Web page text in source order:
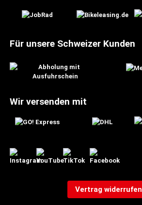
Für unsere Schweizer Kunden
Wir versenden mit
Vertrag widerrufen